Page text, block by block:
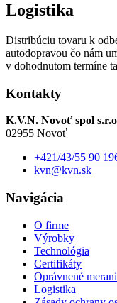
Logistika
Distribúciu tovaru k
autodopravou čo nám
v dohodnutom termíne
Kontakty
K.V.N. Novoť spol
02955 Novoť
+421/43/55 90
kvn@kvn.sk
Navigácia
O firme
Výrobky
Technológia
Certifikáty
Oprávnené
Logistika